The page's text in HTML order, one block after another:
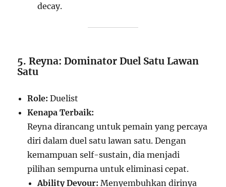
decay.
5. Reyna: Dominator Duel Satu Lawan
Satu
Role: Duelist
Kenapa Terbaik:
Reyna dirancang untuk pemain yang percaya
diri dalam duel satu lawan satu. Dengan
kemampuan self-sustain, dia menjadi
pilihan sempurna untuk eliminasi cepat.
Ability Devour: Menyembuhkan dirinya